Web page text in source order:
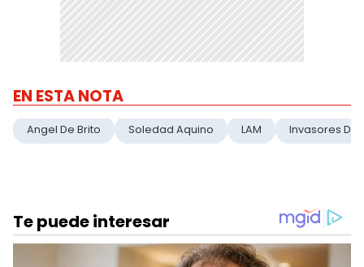
EN ESTA NOTA
Angel De Brito Soledad Aquino LAM Invasores De